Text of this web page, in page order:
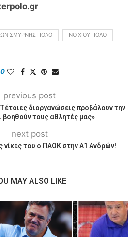
ΣΜΎΡΝΗΣ ΠΌΛΟ ΝΟ ΧΊΟΥ ΠΌΛΟ
0
previous post
διοργανώσεις προβάλουν την
βοηθούν τους αθλητές μας»
next post
νίκες του ο ΠΑΟΚ στην Α1 Ανδρών!
MAY ALSO LIKE